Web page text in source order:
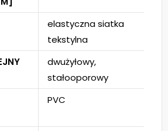
elastyczna siatka
tekstylna
dwużyłowy,
stałooporowy
PVC